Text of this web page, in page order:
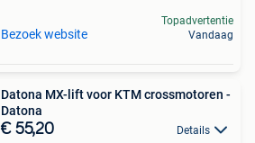
Bezoek website
Topadvertentie
Vandaag
Datona MX-lift voor KTM crossmotoren -
Datona
€ 55,20 Details